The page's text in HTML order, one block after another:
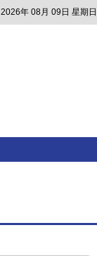
2026年 08月 09日 星期日